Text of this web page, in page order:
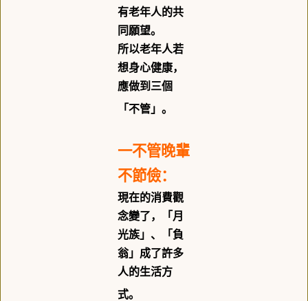
有老年人的共
同願望。
所以老年人若
想身心健康，
應做到三個
「不管」。
一不管晚輩
不節儉：
現在的消費觀
念變了，「月
光族」、「負
翁」成了許多
人的生活方
式。